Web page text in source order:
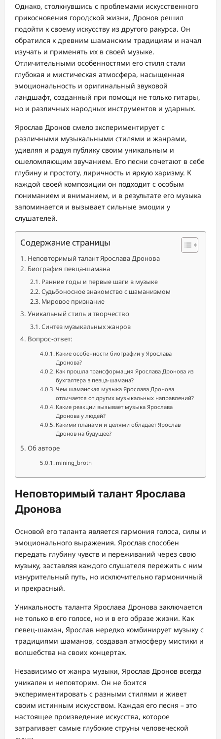
Однако, столкнувшись с проблемами искусственного
прикосновения городской жизни, Дронов решил
подойти к своему искусству из другого ракурса. Он
обратился к древним шаманским традициям и начал
изучать и применять их в своей музыке.
Отличительными особенностями его стиля стали
глубокая и мистическая атмосфера, насыщенная
эмоциональность и оригинальный звуковой
ландшафт, созданный при помощи не только гитары,
но и различных народных инструментов и ударных.
Ярослав Дронов смело экспериментирует с
различными музыкальными стилями и жанрами,
удивляя и радуя публику своим уникальным и
ошеломляющим звучанием. Его песни сочетают в себе
глубину и простоту, лиричность и яркую харизму. К
каждой своей композиции он подходит с особым
пониманием и вниманием, и в результате его музыка
запоминается и вызывает сильные эмоции у
слушателей.
Содержание страницы
Неповторимый талант Ярослава Дронова
Биография певца-шамана
Ранние годы и первые шаги в музыке
Судьбоносное знакомство с шаманизмом
Мировое признание
Уникальный стиль и творчество
Синтез музыкальных жанров
Вопрос-ответ:
Какие особенности биографии у Ярослава
Дронова?
Как прошла трансформация Ярослава Дронова из
бухгалтера в певца-шамана?
Чем шаманская музыка Ярослава Дронова
отличается от других музыкальных направлений?
Какие реакции вызывает музыка Ярослава
Дронова у людей?
Какими планами и целями обладает Ярослав
Дронов на будущее?
Об авторе
mining_broth
Неповторимый талант Ярослава
Дронова
Основой его таланта является гармония голоса, силы и
эмоционального выражения. Ярослав способен
передать глубину чувств и переживаний через свою
музыку, заставляя каждого слушателя пережить с ним
изнурительный путь, но исключительно гармоничный
и прекрасный.
Уникальность таланта Ярослава Дронова заключается
не только в его голосе, но и в его образе жизни. Как
певец-шаман, Ярослав нередко комбинирует музыку с
традициями шаманов, создавая атмосферу мистики и
волшебства на своих концертах.
Независимо от жанра музыки, Ярослав Дронов всегда
уникален и неповторим. Он не боится
экспериментировать с разными стилями и живет
своим истинным искусством. Каждая его песня – это
настоящее произведение искусства, которое
затрагивает самые глубокие струны человеческой